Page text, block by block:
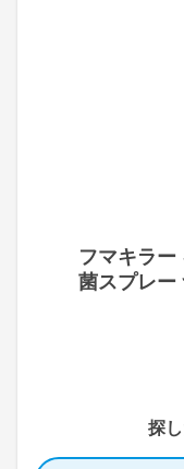
フマキラー
菌スプレー
探